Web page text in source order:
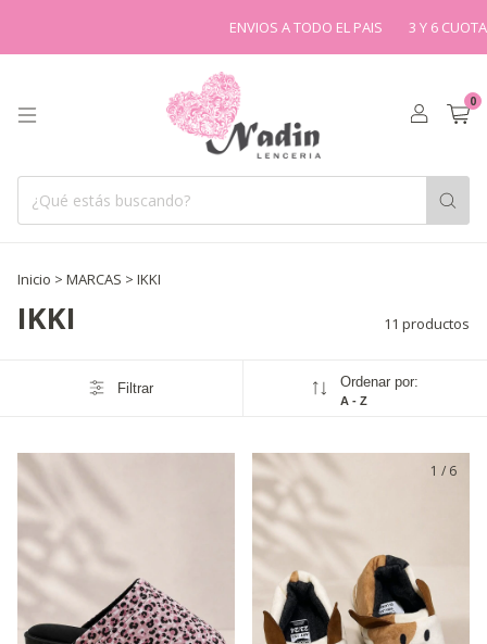
ENVIOS A TODO EL PAIS 3 Y 6 CUOTAS
0
Inicio > MARCAS > IKKI
IKKI 11 productos
Filtrar Ordenar por:
A - Z
1 / 6